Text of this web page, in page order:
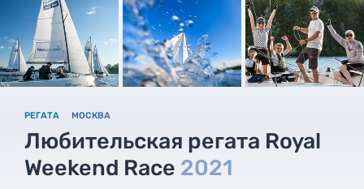
РЕГАТА МОСКВА
Любительская регата Royal
Weekend Race 2021